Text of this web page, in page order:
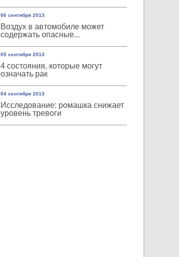
06 сентября 2013
Воздух в автомобиле может
содержать опасные...
05 сентября 2013
4 состояния, которые могут
означать рак
04 сентября 2013
Исследование: ромашка снижает
уровень тревоги